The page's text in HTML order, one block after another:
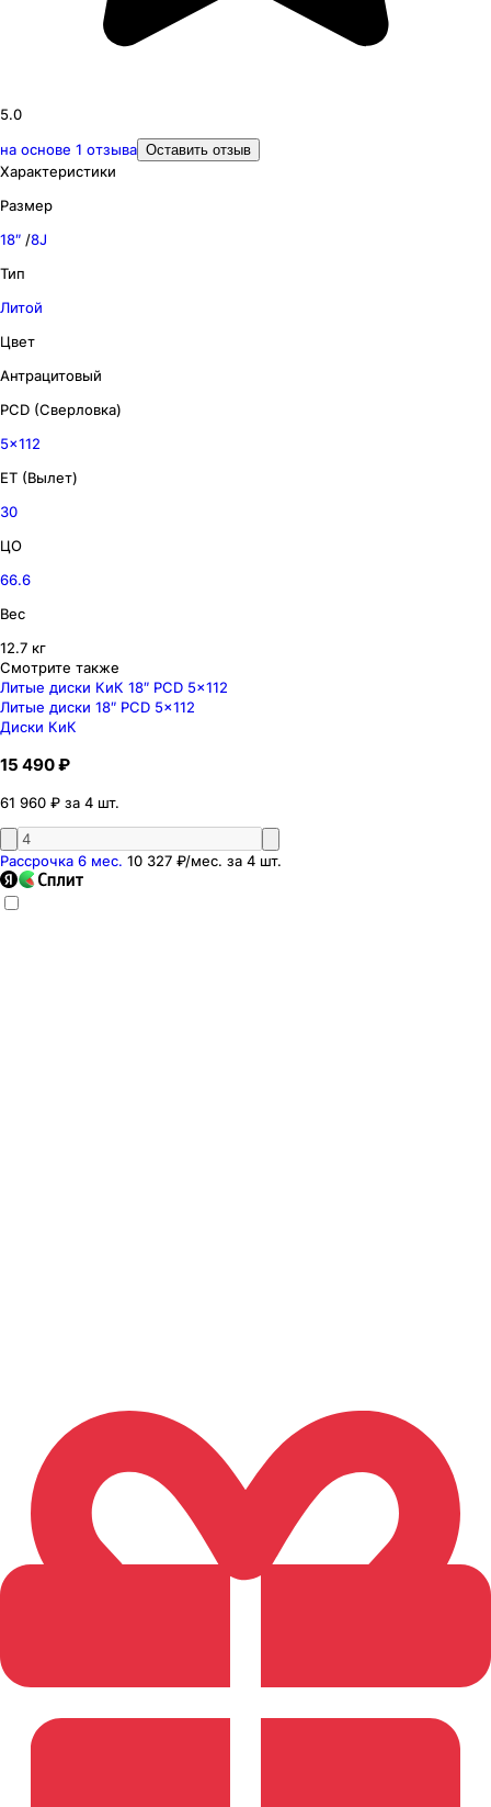
5.0
на основе 1 отзыва Оставить отзыв
Характеристики
Размер
18″ /8J
Тип
Литой
Цвет
Антрацитовый
PCD (Сверловка)
5x112
ET (Вылет)
30
ЦО
66.6
Вес
12.7 кг
Смотрите также
Литые диски КиК 18″ PCD 5x112
Литые диски 18″ PCD 5x112
Диски КиК
15 490 ₽
61 960 ₽ за 4 шт.
Рассрочка 6 мес. 10 327 ₽/мес. за 4 шт.